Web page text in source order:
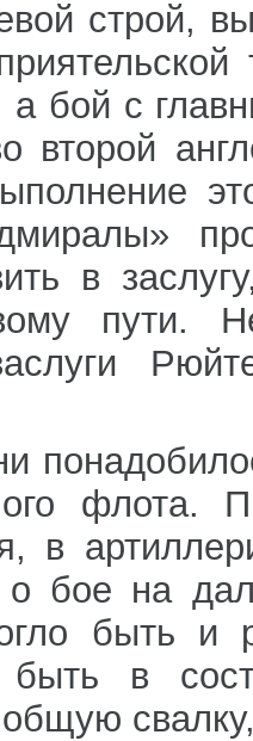
строй,
бой с
второй
в
пути.
флота.
в
о бое на
быть и
в